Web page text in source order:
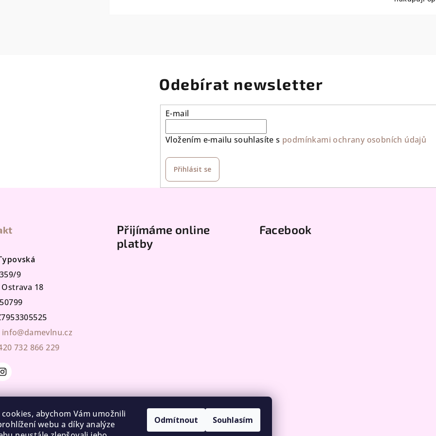
abychom Vám umožnili
webu a díky analýze
Odmítnout Souhlasím
Odebírat newsletter
E-mail
Vložením e-mailu souhlasíte s podmínkami ochrany osobních údajů
Přihlásit se
9
Ostrava 18
info@damevlnu.cz
732 866 229
Přijímáme online
platby
Facebook